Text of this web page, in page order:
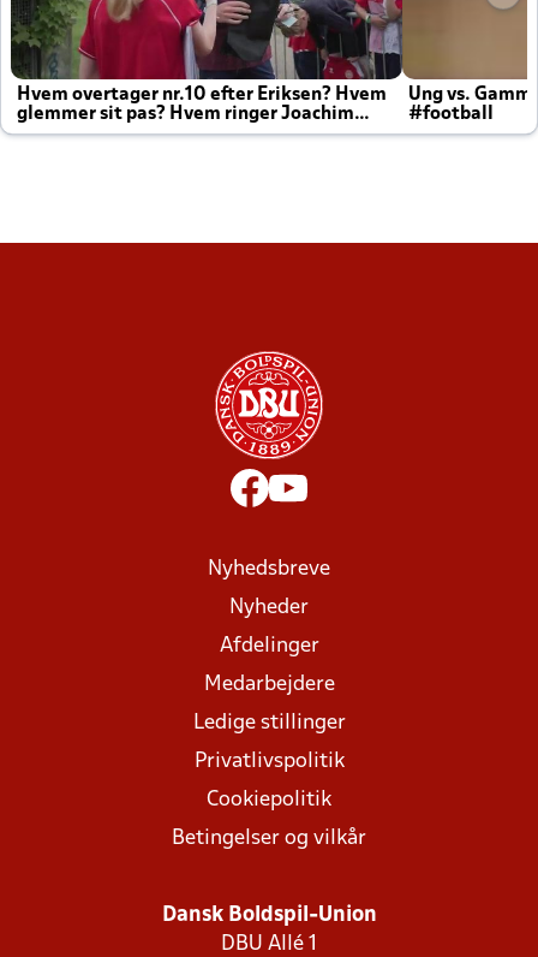
Hvem overtager nr.10 efter Eriksen? Hvem
glemmer sit pas? Hvem ringer Joachim
altid til efter kampe?
Ung vs.
#football
Nyhedsbreve
Nyheder
Afdelinger
Medarbejdere
Ledige stillinger
Privatlivspolitik
Cookiepolitik
Betingelser og vilkår
Dansk Boldspil-Union
DBU Allé 1